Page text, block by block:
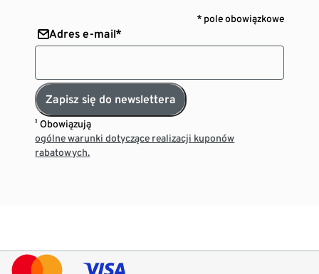
* pole obowiązkowe
Adres e-mail*
Zapisz się do newslettera
¹ Obowiązują
ogólne warunki dotyczące realizacji kuponów
rabatowych.